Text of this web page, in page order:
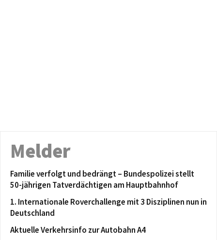
Melder
Familie verfolgt und bedrängt – Bundespolizei stellt
50-jährigen Tatverdächtigen am Hauptbahnhof
1. Internationale Roverchallenge mit 3 Disziplinen nun in
Deutschland
Aktuelle Verkehrsinfo zur Autobahn A4